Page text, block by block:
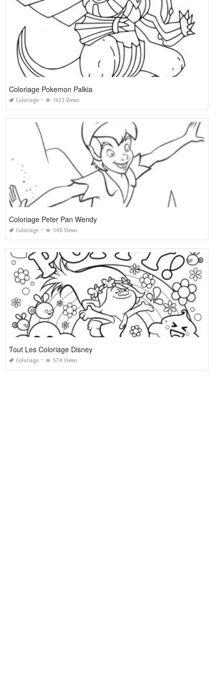
Coloriage Pokemon Palkia
Coloriage 1423 Views
Coloriage Peter Pan Wendy
Coloriage 548 Views
Tout Les Coloriage Disney
Coloriage 574 Views